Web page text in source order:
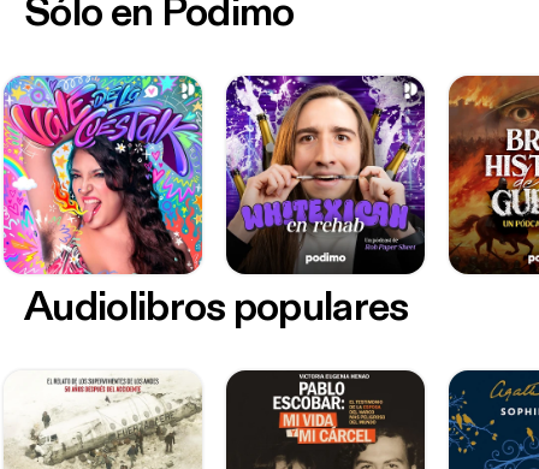
Sólo en Podimo
Audiolibros populares